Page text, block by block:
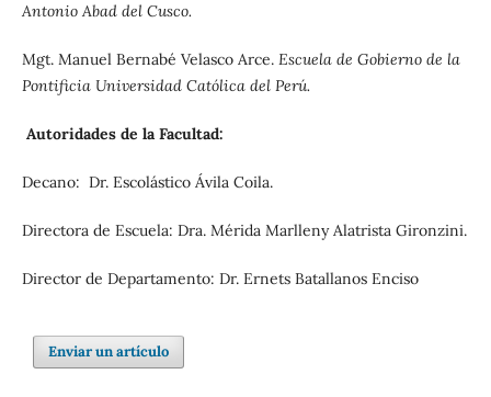
Antonio Abad del Cusco.
Mgt. Manuel Bernabé Velasco Arce. Escuela de Gobierno de la
Pontificia Universidad Católica del Perú.
Autoridades de la Facultad:
Decano: Dr. Escolástico Ávila Coila.
Directora de Escuela: Dra. Mérida Marlleny Alatrista Gironzini.
Director de Departamento: Dr. Ernets Batallanos Enciso
Enviar un artículo